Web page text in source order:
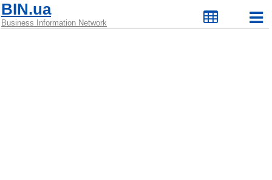
BIN.ua
Business Information Network